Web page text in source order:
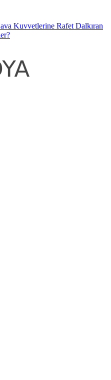
Kuvvetlerine Rafet Dalkıran